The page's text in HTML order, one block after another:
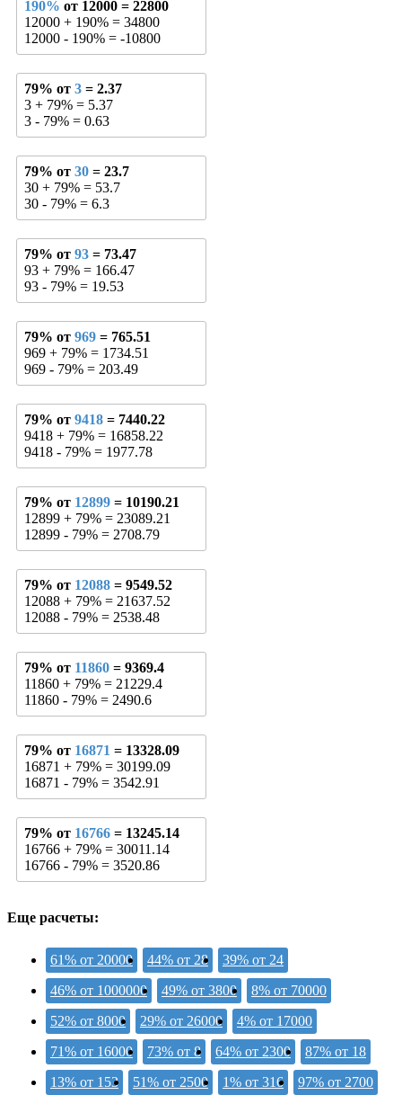
190% от 12000 = 22800
12000 + 190% = 34800
12000 - 190% = -10800
79% от 3 = 2.37
3 + 79% = 5.37
3 - 79% = 0.63
79% от 30 = 23.7
30 + 79% = 53.7
30 - 79% = 6.3
79% от 93 = 73.47
93 + 79% = 166.47
93 - 79% = 19.53
79% от 969 = 765.51
969 + 79% = 1734.51
969 - 79% = 203.49
79% от 9418 = 7440.22
9418 + 79% = 16858.22
9418 - 79% = 1977.78
79% от 12899 = 10190.21
12899 + 79% = 23089.21
12899 - 79% = 2708.79
79% от 12088 = 9549.52
12088 + 79% = 21637.52
12088 - 79% = 2538.48
79% от 11860 = 9369.4
11860 + 79% = 21229.4
11860 - 79% = 2490.6
79% от 16871 = 13328.09
16871 + 79% = 30199.09
16871 - 79% = 3542.91
79% от 16766 = 13245.14
16766 + 79% = 30011.14
16766 - 79% = 3520.86
Еще расчеты:
61% от 20000 44% от 28
39% от 24
46% от 1000000
49% от 3800
8% от 70000
52% от 8000
29% от 26000
4% от 17000
71% от 16000
73% от 8 64% от 2300
87% от 18
13% от 153
51% от 2500 1% от 316 97% от 2700